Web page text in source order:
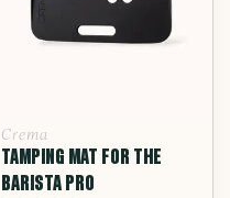
Crema
TAMPING MAT FOR THE
BARISTA PRO